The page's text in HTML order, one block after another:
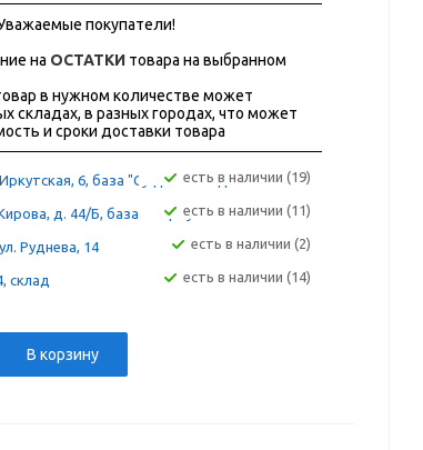
покупатели!
на ОСТАТКИ товара на выбранном
в нужном количестве может
складах, в разных городах, что может
и сроки доставки товара
6, база "Сугдак" склад 12А
Есть в наличии (19)
Кирова, д. 44/Б, база "Фортуна"Есть в наличии (11)
Руднева, 14 Есть в наличии (2)
склад Есть в наличии (14)
В корзину